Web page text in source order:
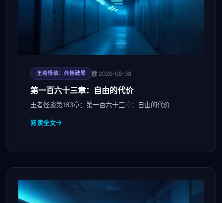
王者怪谈：外挂破局 2026-08-08
第一百六十三章：自由的代价
王者怪谈第163章：第一百六十三章：自由的代价
阅读全文